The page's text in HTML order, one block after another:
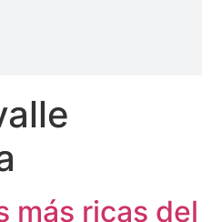
más ricas del